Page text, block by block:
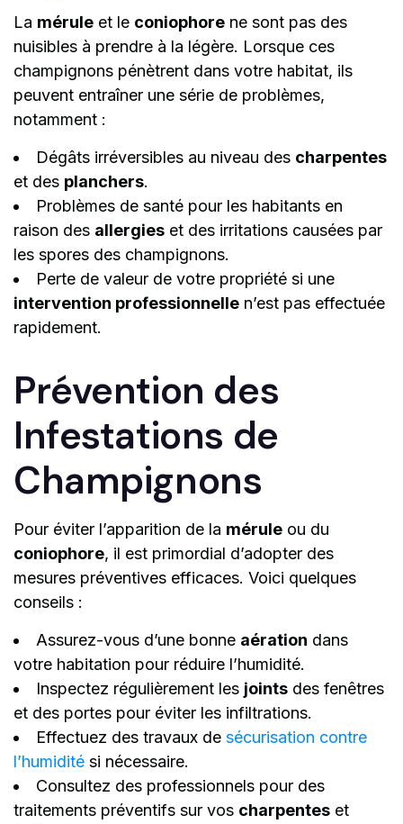
La mérule et le coniophore ne sont pas des
nuisibles à prendre à la légère. Lorsque ces
champignons pénètrent dans votre habitat, ils
peuvent entraîner une série de problèmes,
notamment :
Dégâts irréversibles au niveau des charpentes
et des planchers.
Problèmes de santé pour les habitants en
raison des allergies et des irritations causées par
les spores des champignons.
Perte de valeur de votre propriété si une
intervention professionnelle n’est pas effectuée
rapidement.
Prévention des
Infestations de
Champignons
Pour éviter l’apparition de la mérule ou du
coniophore, il est primordial d’adopter des
mesures préventives efficaces. Voici quelques
conseils :
Assurez-vous d’une bonne aération dans
votre habitation pour réduire l’humidité.
Inspectez régulièrement les joints des fenêtres
et des portes pour éviter les infiltrations.
Effectuez des travaux de sécurisation contre
l’humidité si nécessaire.
Consultez des professionnels pour des
traitements préventifs sur vos charpentes et